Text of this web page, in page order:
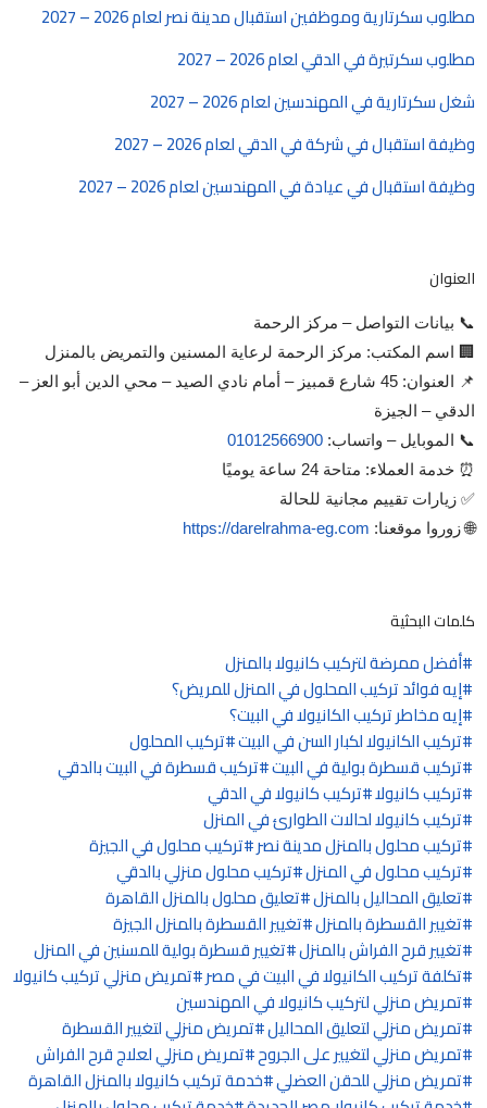
مطلوب سكرتارية وموظفين استقبال مدينة نصر لعام 2026 – 2027
مطلوب سكرتيرة في الدقي لعام 2026 – 2027
شغل سكرتارية في المهندسين لعام 2026 – 2027
وظيفة استقبال في شركة في الدقي لعام 2026 – 2027
وظيفة استقبال في عيادة في المهندسين لعام 2026 – 2027
العنوان
📞 بيانات التواصل – مركز الرحمة
🏢 اسم المكتب: مركز الرحمة لرعاية المسنين والتمريض بالمنزل
📌 العنوان: 45 شارع قمبيز – أمام نادي الصيد – محي الدين أبو العز –
الدقي – الجيزة
📞 الموبايل – واتساب:01012566900
⏰ خدمة العملاء: متاحة 24 ساعة يوميًا
✅ زيارات تقييم مجانية للحالة
🌐 زوروا موقعنا: https://darelrahma-eg.com
كلمات البحثية
أفضل ممرضة لتركيب كانيولا بالمنزل
إيه فوائد تركيب المحلول في المنزل للمريض؟
إيه مخاطر تركيب الكانيولا في البيت؟
تركيب الكانيولا لكبار السن في البيت تركيب المحلول
تركيب قسطرة بولية في البيت تركيب قسطرة في البيت بالدقي
تركيب كانيولا تركيب كانيولا في الدقي
تركيب كانيولا لحالات الطوارئ في المنزل
تركيب محلول بالمنزل مدينة نصر تركيب محلول في الجيزة
تركيب محلول في المنزل تركيب محلول منزلي بالدقي
تعليق المحاليل بالمنزل تعليق محلول بالمنزل القاهرة
تغيير القسطرة بالمنزل تغيير القسطرة بالمنزل الجيزة
تغيير قرح الفراش بالمنزل تغيير قسطرة بولية للمسنين في المنزل
تكلفة تركيب الكانيولا في البيت في مصر تمريض منزلي تركيب كانيولا
تمريض منزلي لتركيب كانيولا في المهندسين
تمريض منزلي لتعليق المحاليل تمريض منزلي لتغيير القسطرة
تمريض منزلي لتغيير على الجروح تمريض منزلي لعلاج قرح الفراش
تمريض منزلي للحقن العضلي خدمة تركيب كانيولا بالمنزل القاهرة